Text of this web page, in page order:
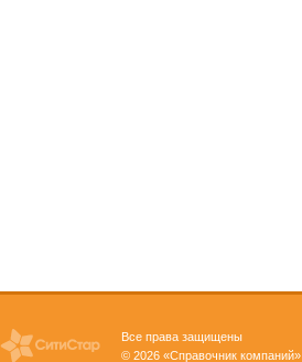
Все права защищены
© 2026 «Справочник компаний»